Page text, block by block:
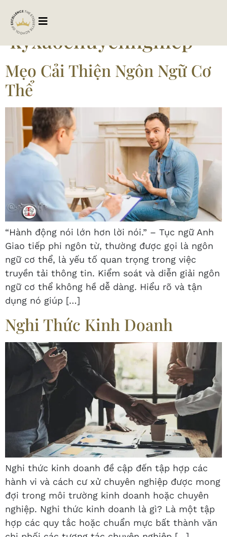
Tag:
kyxaochuyennghiep
Mẹo Cải Thiện Ngôn Ngữ Cơ
Thể
“Hành động nói lớn hơn lời nói.” – Tục ngữ Anh
Giao tiếp phi ngôn từ, thường được gọi là ngôn
ngữ cơ thể, là yếu tố quan trọng trong việc
truyền tải thông tin. Kiểm soát và diễn giải ngôn
ngữ cơ thể không hề dễ dàng. Hiểu rõ và tận
dụng nó giúp […]
Nghi Thức Kinh Doanh
Nghi thức kinh doanh đề cập đến tập hợp các
hành vi và cách cư xử chuyên nghiệp được mong
đợi trong môi trường kinh doanh hoặc chuyên
nghiệp. Nghi thức kinh doanh là gì? Là một tập
hợp các quy tắc hoặc chuẩn mực bất thành văn